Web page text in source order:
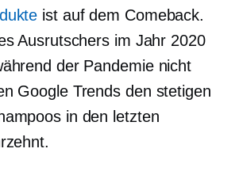
ist auf dem Comeback.
Ausrutschers im Jahr 2020
der Pandemie nicht
Google Trends den stetigen
in den letzten